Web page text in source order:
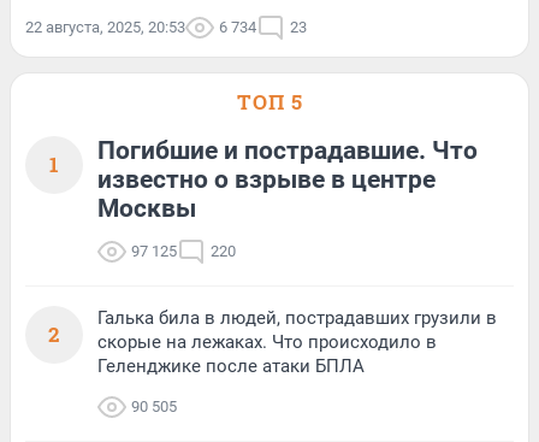
22 августа, 2025, 20:53 6 734 23
ТОП 5
1
Погибшие и пострадавшие. Что
известно о взрыве в центре
Москвы
97 125 220
2
Галька била в людей, пострадавших грузили в
скорые на лежаках. Что происходило в
Геленджике после атаки БПЛА
90 505